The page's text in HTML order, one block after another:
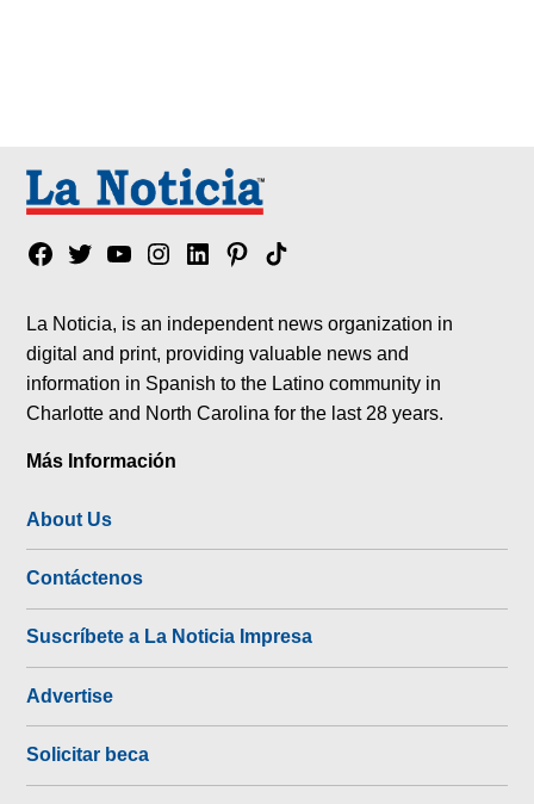
Facebook
TwitterYouTubeInstagram
LinkedinPinterest
Tik
La Noticia, is an independent news organization in
digital and print, providing valuable news and
information in Spanish to the Latino community in
Charlotte and North Carolina for the last 28 years.
Más Información
About Us
Contáctenos
Suscríbete a La Noticia Impresa
Advertise
Solicitar beca